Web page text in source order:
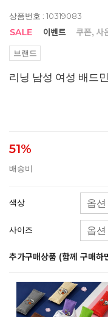
상품번호 : 10319083
브랜드
리닝 남성 여성 배드
51%
배송비
색상
사이즈
추가구매상품 (함께 구매하